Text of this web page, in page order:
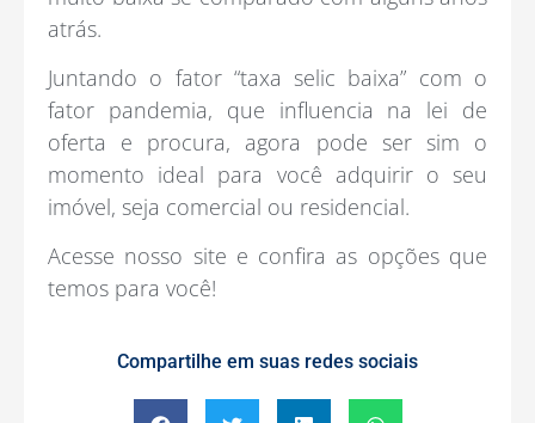
atrás.
Juntando o fator “taxa selic baixa” com o
fator pandemia, que influencia na lei de
oferta e procura, agora pode ser sim o
momento ideal para você adquirir o seu
imóvel, seja comercial ou residencial.
Acesse nosso site e confira as opções que
temos para você!
Compartilhe em suas redes sociais